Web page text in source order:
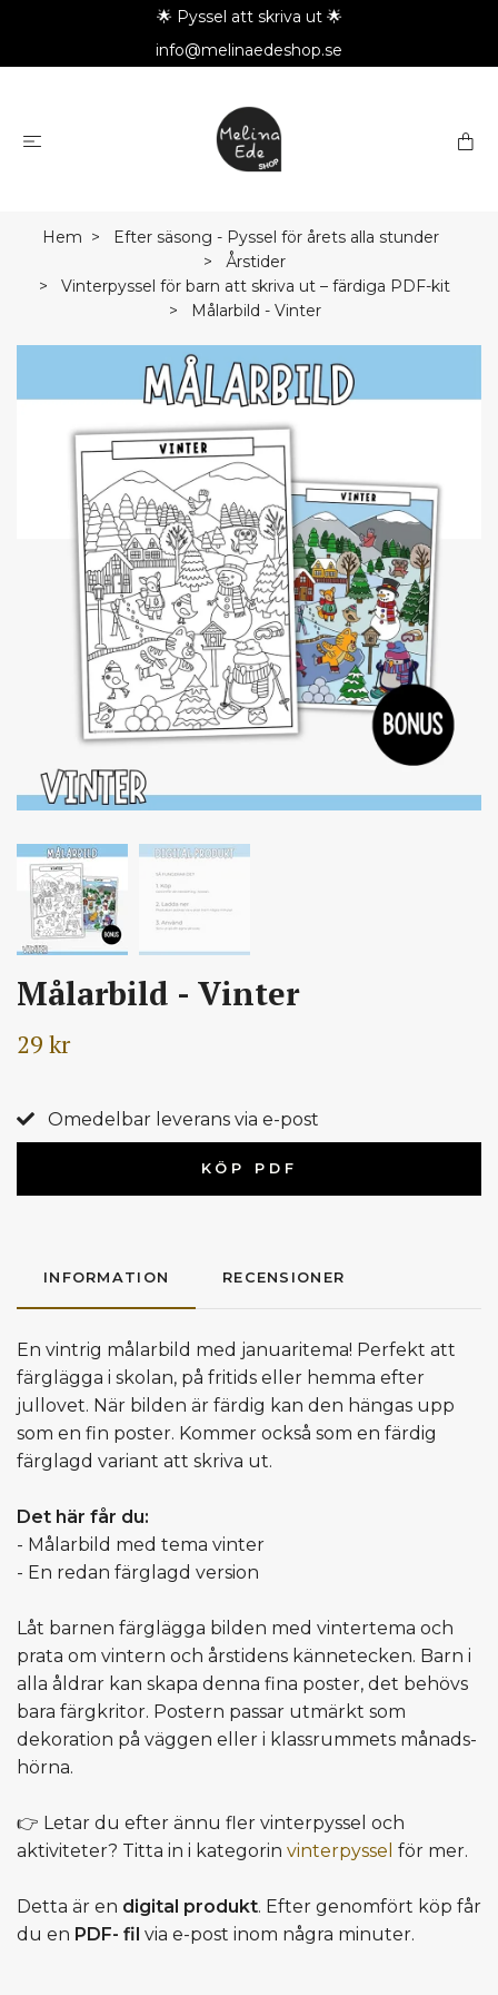
🌟 Pyssel att skriva ut 🌟
info@melinaedeshop.se
Hem
Efter säsong - Pyssel för årets alla stunder
Årstider
Vinterpyssel för barn att skriva ut – färdiga PDF-kit
Målarbild - Vinter
Målarbild - Vinter
29 kr
Omedelbar leverans via e-post
KÖP PDF
INFORMATION RECENSIONER
En vintrig målarbild med januaritema! Perfekt att
färglägga i skolan, på fritids eller hemma efter
jullovet. När bilden är färdig kan den hängas upp
som en fin ­poster. Kommer också som en färdig
färglagd variant att skriva ut.
Det här får du:
- Målarbild med tema vinter
- En redan färglagd version
Låt barnen färglägga bilden med vinter­tema och
prata om vintern och årstidens kännetecken. Barn i
alla åldrar kan skapa denna fina poster, det behövs
bara färgkritor. Postern passar utmärkt som
dekoration på väggen eller i klassrummets månads­
hörna.
👉 Letar du efter ännu fler vinterpyssel och
aktiviteter? Titta in i kategorin vinterpyssel för mer.
Detta är en digital produkt. Efter genomfört köp får
du en PDF- fil via e-post inom några minuter.